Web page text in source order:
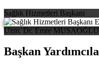
Sağlık Hizmetleri Başkanı
Uzm. Dr. Emre MUSAOĞLU
Başkan